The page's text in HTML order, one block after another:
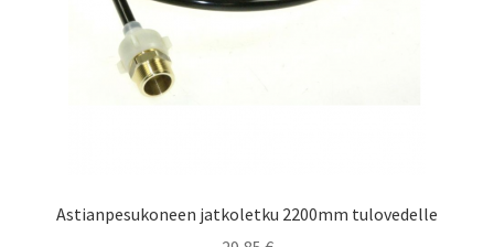
Astianpesukoneen jatkoletku 2200mm tulovedelle